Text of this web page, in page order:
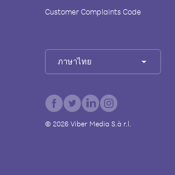
Customer Complaints Code
ภาษาไทย
© 2026Viber Media S.à r.l.